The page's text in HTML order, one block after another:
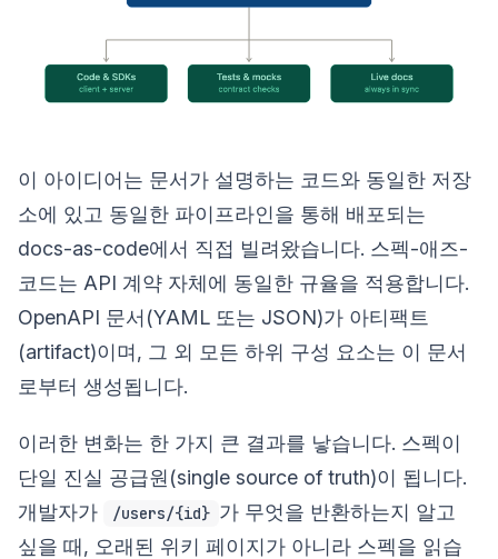
이 아이디어는 문서가 설명하는 코드와 동일한 저장
소에 있고 동일한 파이프라인을 통해 배포되는
docs-as-code에서 직접 빌려왔습니다. 스펙-애즈-
코드는 API 계약 자체에 동일한 규율을 적용합니다.
OpenAPI 문서(YAML 또는 JSON)가 아티팩트
(artifact)이며, 그 외 모든 하위 구성 요소는 이 문서
로부터 생성됩니다.
이러한 변화는 한 가지 큰 결과를 낳습니다. 스펙이
단일 진실 공급원(single source of truth)이 됩니다.
개발자가
/users/{id} 가 무엇을 반환하는지 알고
싶을 때, 오래된 위키 페이지가 아니라 스펙을 읽습